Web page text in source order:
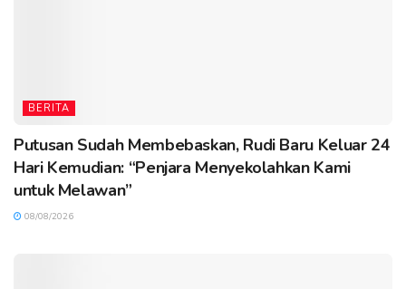
BERITA
Putusan Sudah Membebaskan, Rudi Baru Keluar 24
Hari Kemudian: “Penjara Menyekolahkan Kami
untuk Melawan”
08/08/2026